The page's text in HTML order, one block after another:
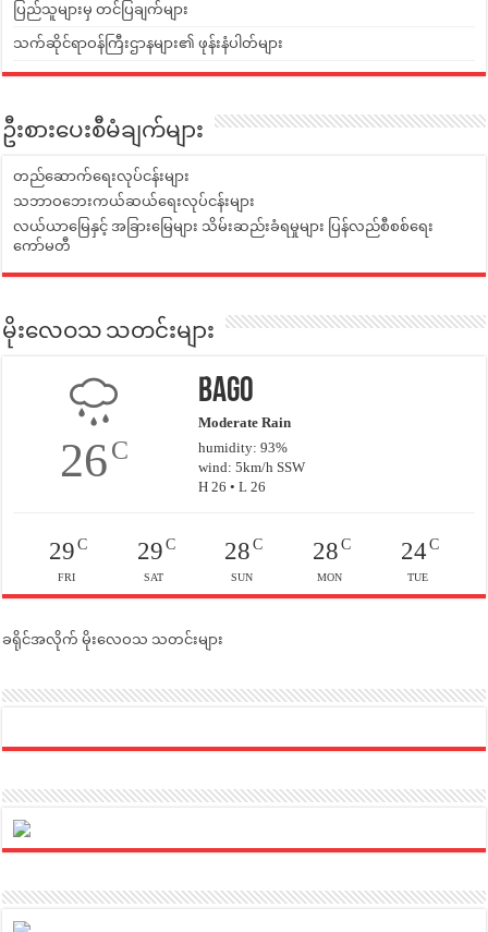
ပြည်သူများမှ တင်ပြချက်များ
သက်ဆိုင်ရာဝန်ကြီးဌာနများ၏ ဖုန်းနံပါတ်များ
ဦးစားပေးစီမံချက်များ
တည်ဆောက်ရေးလုပ်ငန်းများ
သဘာဝဘေးကယ်ဆယ်ရေးလုပ်ငန်းများ
လယ်ယာမြေနှင့် အခြားမြေများ သိမ်းဆည်းခံရမှုများ ပြန်လည်စီစစ်ရေး
ကော်မတီ
မိုးလေဝသ သတင်းများ
26C
Bago
Moderate Rain
humidity: 93%
wind: 5km/h SSW
H 26 • L 26
29C
FRI
29C
SAT
28 C
SUN
28C
MON
24C
TUE
ခရိုင်အလိုက် မိုးလေဝသ သတင်းများ